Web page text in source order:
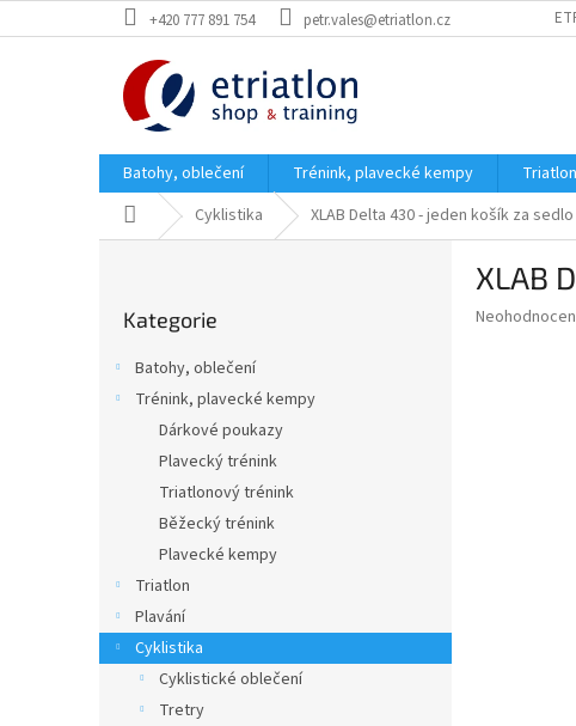
na
+420 777 891 754 petr.vales@etriatlon.cz
Batohy, oblečení Trénink, plavecké kempy Triatlon
Domů Cyklistika XLAB Delta 430 - jeden košík za sedlo
kategorie
Kategorie
Batohy, oblečení
Trénink, plavecké kempy
Dárkové poukazy
Plavecký trénink
Triatlonový trénink
Běžecký trénink
Plavecké kempy
Triatlon
Plavání
Cyklistika
Cyklistické oblečení
Tretry
XLAB
Průměrné